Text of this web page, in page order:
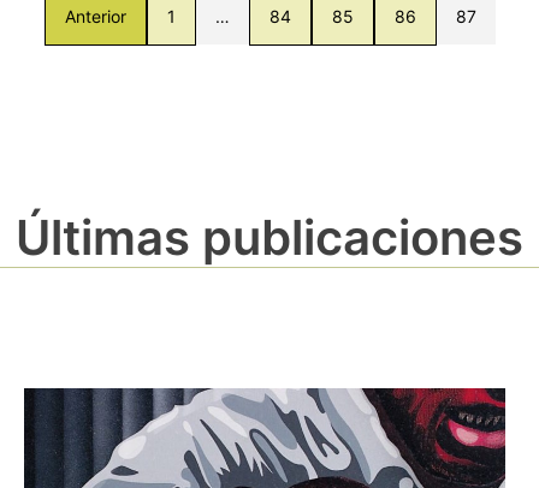
Anterior 1 … 84 85 86 87
Últimas publicaciones